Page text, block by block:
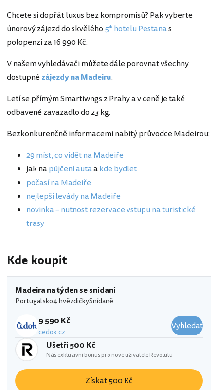
Chcete si dopřát luxus bez kompromisů? Pak vyberte
únorový zájezd do skvělého 5* hotelu Pestanas
polopenzí za 16 990 Kč.
V našem vyhledávači můžete dále porovnat všechny
dostupné zájezdy na Madeiru.
Letí se přímým Smartiwngs z Prahy a v ceně je také
odbavené zavazadlo do 23 kg.
Bezkonkurenčně informacemi nabitý průvodce Madeirou:
29 míst, co vidět na Madeiře
jak napůjčení autaakde bydlet
počasí na Madeiře
nejlepší levády na Madeiře
novinka – nutnost rezervace vstupu na turistické
trasy
Kde koupit
Madeira na týden se snídaní
Portugalsko4 hvězdičkySnídaně
9 590 Kč
cedok.cz
Vyhledat
Ušetři 500 Kč
Náš exkluzivní bonus pro nové uživatele Revolutu
Získat 500 Kč